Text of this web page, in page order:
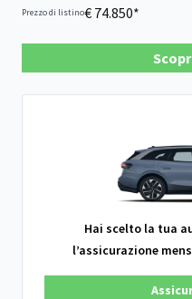
Prezzo di listino€ 74.850*
Hai scelto la tua
l’assicurazione